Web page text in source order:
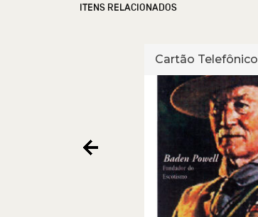
ITENS RELACIONADOS
Cartão Telefônico